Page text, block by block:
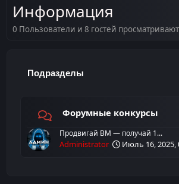
Информация
0 Пользователи и 8 гостей
Подразделы
Форумные конкурсы
Продвигай BM — получай 1...
Administrator Июль 16, 2025,